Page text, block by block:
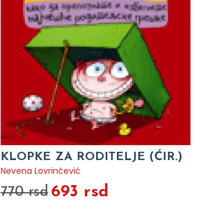
KLOPKE ZA RODITELJE (ĆIR.)
Nevena Lovrinčević
770 rsd 693 rsd